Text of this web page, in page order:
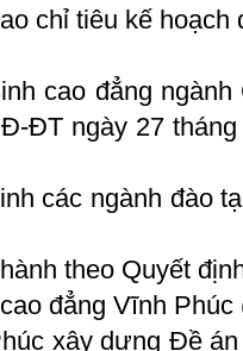
chỉ tiêu kế
cao đẳng
ĐT ngày 27
các ngành đào
theo Quyết
đẳng Vĩnh Phúc
xây dựng Đề